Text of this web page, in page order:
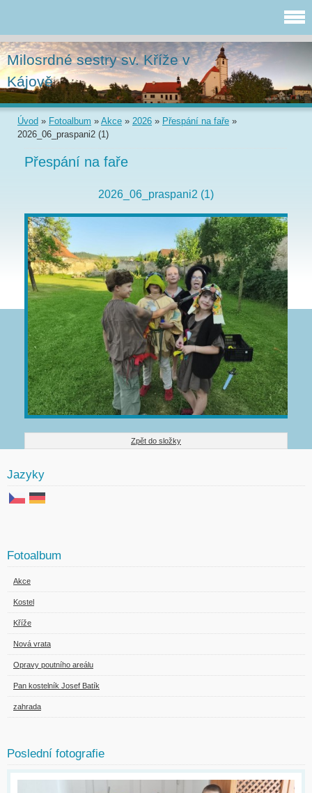
Milosrdné sestry sv. Kříže v
Kájově
Úvod » Fotoalbum » Akce » 2026 » Přespání na faře »
2026_06_praspani2 (1)
Přespání na faře
2026_06_praspani2 (1)
Zpět do složky
Jazyky
Fotoalbum
Akce
Kostel
Kříže
Nová vrata
Opravy poutního areálu
Pan kostelník Josef Batík
zahrada
Poslední fotografie